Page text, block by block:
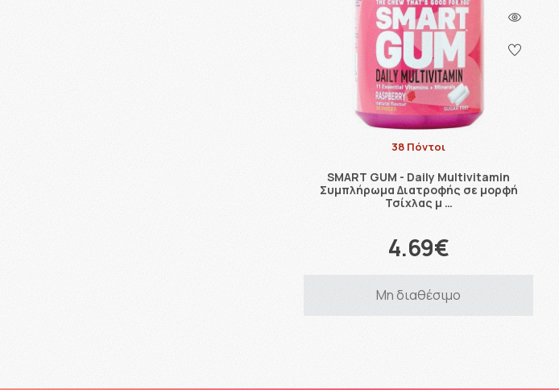
38 Πόντοι
SMART GUM - Daily Multivitamin
Συμπλήρωμα Διατροφής σε μορφή
Τσίχλας μ …
4.69€
Μη διαθέσιμο